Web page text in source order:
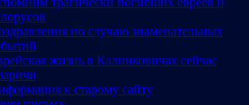
по случаю знаменательных
жизнь в Калинковичах сейчас
к старому сайту